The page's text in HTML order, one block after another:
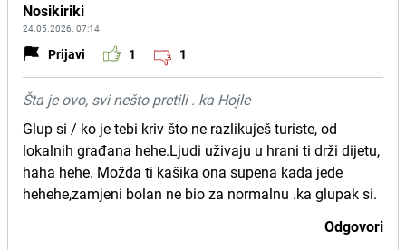
Nosikiriki
24.05.2026. 07:14
Prijavi 1 1
Šta je ovo, svi nešto pretili . ka Hojle
Glup si / ko je tebi kriv što ne razlikuješ turiste, od
lokalnih građana hehe.Ljudi uživaju u hrani ti drži dijetu,
haha hehe. Možda ti kašika ona supena kada jede
hehehe,zamjeni bolan ne bio za normalnu .ka glupak si.
Odgovori